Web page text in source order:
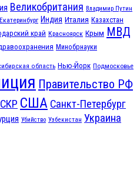
Великобритания Владимир Путин
Екатеринбург Индия Италия Казахстан
край Красноярск Крым МВД
Минобрнауки
область Нью-Йорк Подмосковье
Правительство РФ
СКР США Санкт-Петербург
Убийство Узбекистан Украина